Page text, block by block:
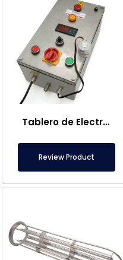
Tablero de Electroimanes
Review Product